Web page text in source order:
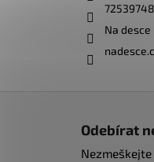
Na desce
Odebírat